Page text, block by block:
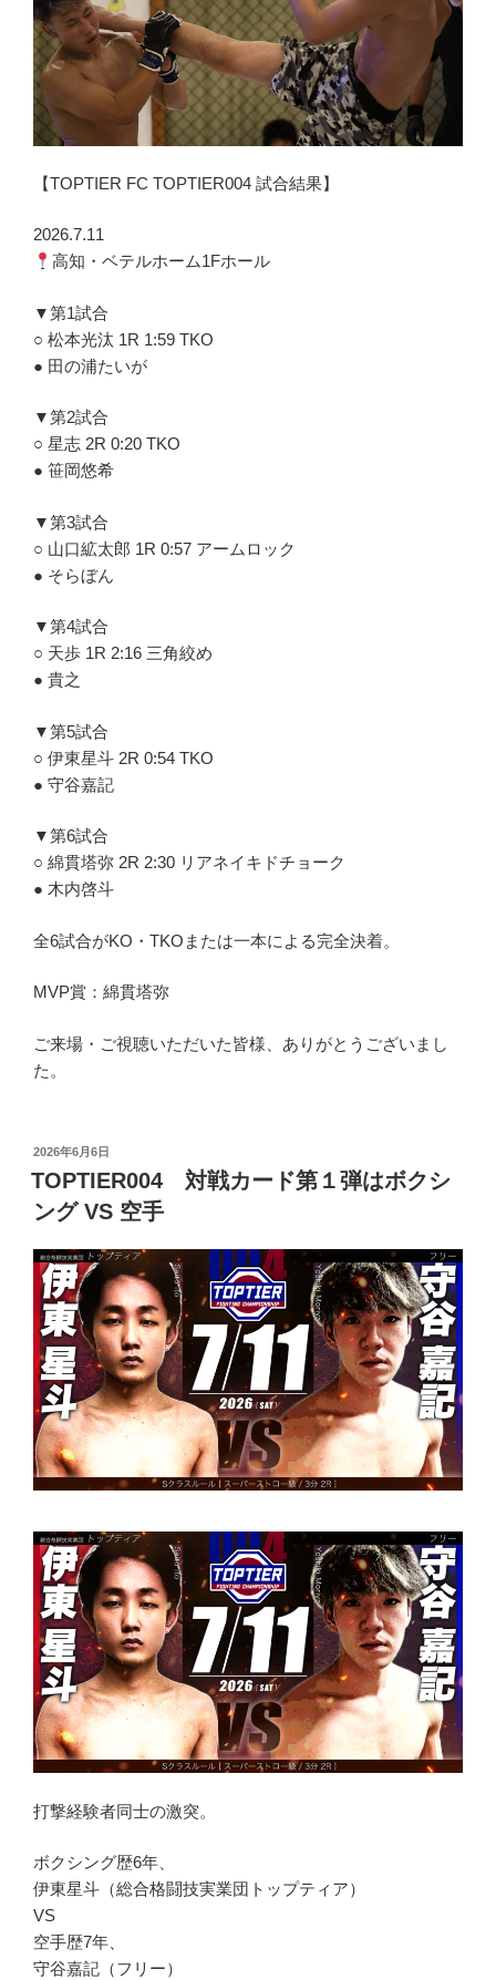
【TOPTIER FC TOPTIER004 試合結果】
2026.7.11
高知・ベテルホーム1Fホール
▼第1試合
○ 松本光汰 1R 1:59 TKO
● 田の浦たいが
▼第2試合
○ 星志 2R 0:20 TKO
● 笹岡悠希
▼第3試合
○ 山口絋太郎 1R 0:57 アームロック
● そらぼん
▼第4試合
○ 天歩 1R 2:16 三角絞め
● 貴之
▼第5試合
○ 伊東星斗 2R 0:54 TKO
● 守谷嘉記
▼第6試合
○ 綿貫塔弥 2R 2:30 リアネイキドチョーク
● 木内啓斗
全6試合がKO・TKOまたは一本による完全決着。
MVP賞：綿貫塔弥
ご来場・ご視聴いただいた皆様、ありがとうございまし
た。
投
稿
日:
2026年6月6日
TOPTIER004 対戦カード第１弾はボクシ
ング VS 空手
打撃経験者同士の激突。
ボクシング歴6年、
伊東星斗（総合格闘技実業団トップティア）
VS
空手歴7年、
守谷嘉記（フリー）